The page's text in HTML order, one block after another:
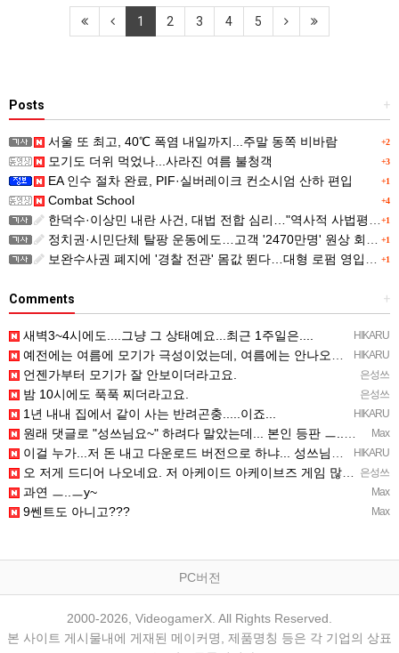
1 2 3 4 5
+
Posts
+2
서울 또 최고, 40℃ 폭염 내일까지...주말 동쪽 비바람
+3
모기도 더위 먹었나...사라진 여름 불청객
+1
EA 인수 절차 완료, PIF·실버레이크 컨소시엄 산하 편입
+4
Combat School
+1
한덕수·이상민 내란 사건, 대법 전합 심리…"역사적 사법평가"(종합)
+1
정치권·시민단체 탈팡 운동에도…고객 '2470만명' 원상 회복, "고물가에 돌팡"
+1
보완수사권 폐지에 '경찰 전관' 몸값 뛴다…대형 로펌 영입전쟁
+
Comments
HIKARU
새벽3~4시에도....그냥 그 상태예요...최근 1주일은....
HIKARU
예전에는 여름에 모기가 극성이었는데, 여름에는 안나오는 것 같은.....ㅎ ㅎ)
은성쓰
언젠가부터 모기가 잘 안보이더라고요.
은성쓰
밤 10시에도 푹푹 찌더라고요.
HIKARU
1년 내내 집에서 같이 사는 반려곤충.....이죠...
Max
원래 댓글로 "성쓰님요~" 하려다 말았는데... 본인 등판 ㅡ..ㅡy~
HIKARU
이걸 누가...저 돈 내고 다운로드 버전으로 하냐... 성쓰님이 계셨다!!!...
은성쓰
오 저게 드디어 나오네요. 저 아케이드 아케이브즈 게임 많이 샀는데요 ㅎㅎㅎ
Max
과연 ㅡ..ㅡy~
Max
9쎈트도 아니고???
PC버전
2000-2026, VideogamerX. All Rights Reserved.
본 사이트 게시물내에 게재된 메이커명, 제품명칭 등은 각 기업의 상표